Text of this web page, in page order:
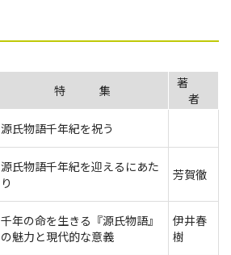
特 集
著
者
源氏物語千年紀を祝う
源氏物語千年紀を迎えるにあた
り
芳賀徹
千年の命を生きる『源氏物語』
の魅力と現代的な意義
伊井春
樹